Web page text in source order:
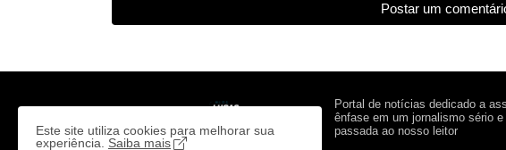
Postar um
Portal de notícias dedicado a
ênfase em um jornalismo sério
passada ao nosso leitor
Este site utiliza cookies para melhorar sua
experiência. Saiba mais